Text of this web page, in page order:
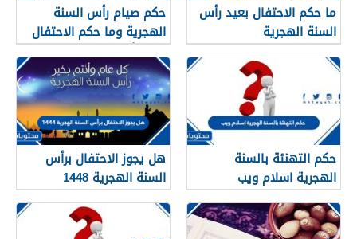
ما حكم الاحتفال بعيد رأس
السنة الهجرية
حكم صيام رأس السنة
الهجرية وما حكم الاحتفال
بعيد رأس السنه الهجريه
حكم التهنئة بالسنة
الهجرية اسلام ويب
هل يجوز الاحتفال برأس
السنة الهجرية 1448